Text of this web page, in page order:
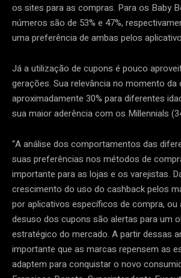
os sites para as compras. Para os Baby
números são de 53% e 47%,
uma preferência de ambas pelos
Já a utilização de cupons é pouco
gerações. Sua relevância no momento da
aproximadamente 30% para diferentes
sua maior aderência com os Millennials
“A análise dos comportamentos das
suas preferências nos métodos de
importante para as lojas e os varejistas.
crescimento do uso do cashback pelos
por aplicativos específicos de compra,
desuso dos cupons são alertas para um
estratégico do mercado. A partir dessas
importante que as marcas repensem as
adaptem para conquistar o novo